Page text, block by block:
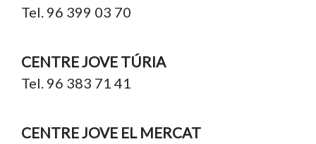
Tel. 96 399 03 70
CENTRE JOVE TÚRIA
Tel. 96 383 71 41
CENTRE JOVE EL MERCAT